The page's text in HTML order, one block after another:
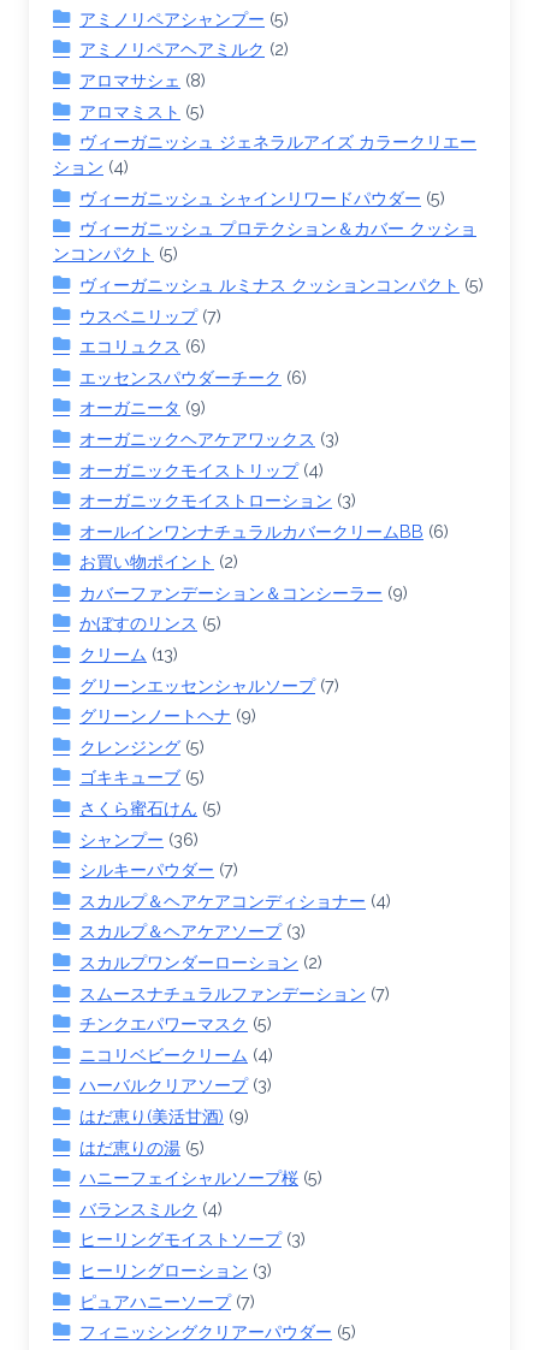
アミノリペアシャンプー (5)
アミノリペアヘアミルク (2)
アロマサシェ (8)
アロマミスト (5)
ヴィーガニッシュ ジェネラルアイズ カラークリエー
ション (4)
ヴィーガニッシュ シャインリワードパウダー (5)
ヴィーガニッシュ プロテクション＆カバー クッショ
ンコンパクト (5)
ヴィーガニッシュ ルミナス クッションコンパクト (5)
ウスベニリップ(7)
エコリュクス (6)
エッセンスパウダーチーク (6)
オーガニータ (9)
オーガニックヘアケアワックス (3)
オーガニックモイストリップ(4)
オーガニックモイストローション (3)
オールインワンナチュラルカバークリームBB (6)
お買い物ポイント (2)
カバーファンデーション＆コンシーラー (9)
かぼすのリンス (5)
クリーム (13)
グリーンエッセンシャルソープ(7)
グリーンノートヘナ (9)
クレンジング (5)
ゴキキューブ (5)
さくら蜜石けん (5)
シャンプー (36)
シルキーパウダー (7)
スカルプ＆ヘアケアコンディショナー (4)
スカルプ＆ヘアケアソープ(3)
スカルプワンダーローション (2)
スムースナチュラルファンデーション (7)
チンクエパワーマスク (5)
ニコリベビークリーム (4)
ハーバルクリアソープ(3)
はだ恵り(美活甘酒) (9)
はだ恵りの湯 (5)
ハニーフェイシャルソープ桜 (5)
バランスミルク (4)
ヒーリングモイストソープ(3)
ヒーリングローション (3)
ピュアハニーソープ(7)
フィニッシングクリアーパウダー (5)